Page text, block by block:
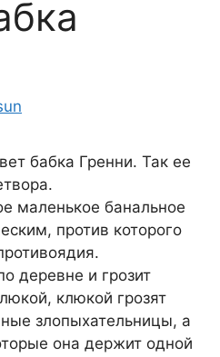
бабка Гренни. Так ее
маленькое банальное
против которого
деревне и грозит
клюкой грозят
злопыхательницы, а
она держит одной